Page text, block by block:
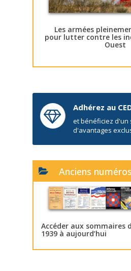
Les armées
pour lutter contre les
Ouest
Adhérez au
et bénéficiez d'un
d'avantages
Anciens numéros
Accéder aux sommaires
1939 à aujourd’hui